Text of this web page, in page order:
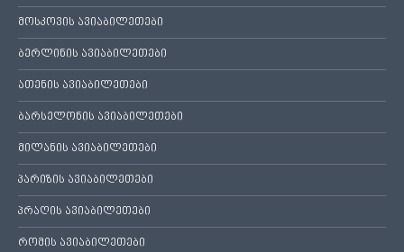
მოსკოვის ავიაბილეთები
ბერლინის ავიაბილეთები
ათენის ავიაბილეთები
ბარსელონის ავიაბილეთები
მილანის ავიაბილეთები
პარიზის ავიაბილეთები
პრაღის ავიაბილეთები
რომის ავიაბილეთები